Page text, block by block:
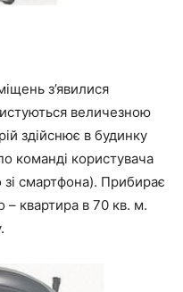
з’явилися
величезною
здійснює в будинку
команді користувача
зі смартфона). Прибирає
квартира в 70 кв. м.